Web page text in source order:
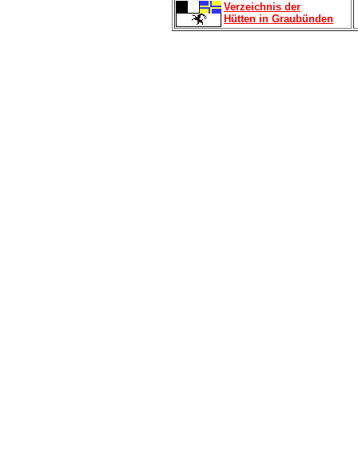
Verzeichnis der
Hütten in Graubünden